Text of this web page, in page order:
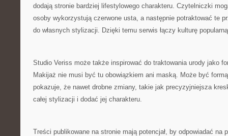
dodają stronie bardziej lifestylowego charakteru. Czytelniczki
osoby wykorzystują czerwone usta, a następnie potraktować te
do własnych stylizacji. Dzięki temu serwis łączy kulturę
Studio Veriss może także inspirować do traktowania urody jako
Makijaż nie musi być tu obowiązkiem ani maską. Może być
pokazuje, że nawet drobne zmiany, takie jak precyzyjniejsza
całej stylizacji i dodać jej charakteru.
Treści publikowane na stronie mają potencjał, by odpowiadać na